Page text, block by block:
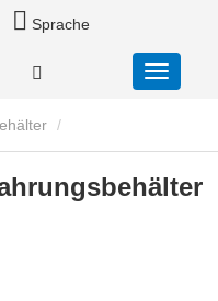
Sprache
Edelstahl 304